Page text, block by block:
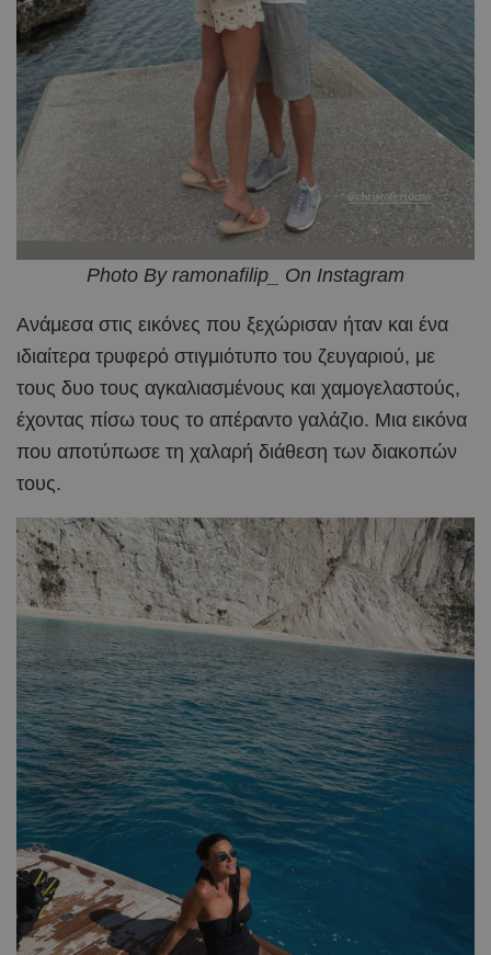
Photo By ramonafilip_ On Instagram
Ανάμεσα στις εικόνες που ξεχώρισαν ήταν και ένα
ιδιαίτερα τρυφερό στιγμιότυπο του ζευγαριού, με
τους δυο τους αγκαλιασμένους και χαμογελαστούς,
έχοντας πίσω τους το απέραντο γαλάζιο. Μια εικόνα
που αποτύπωσε τη χαλαρή διάθεση των διακοπών
τους.